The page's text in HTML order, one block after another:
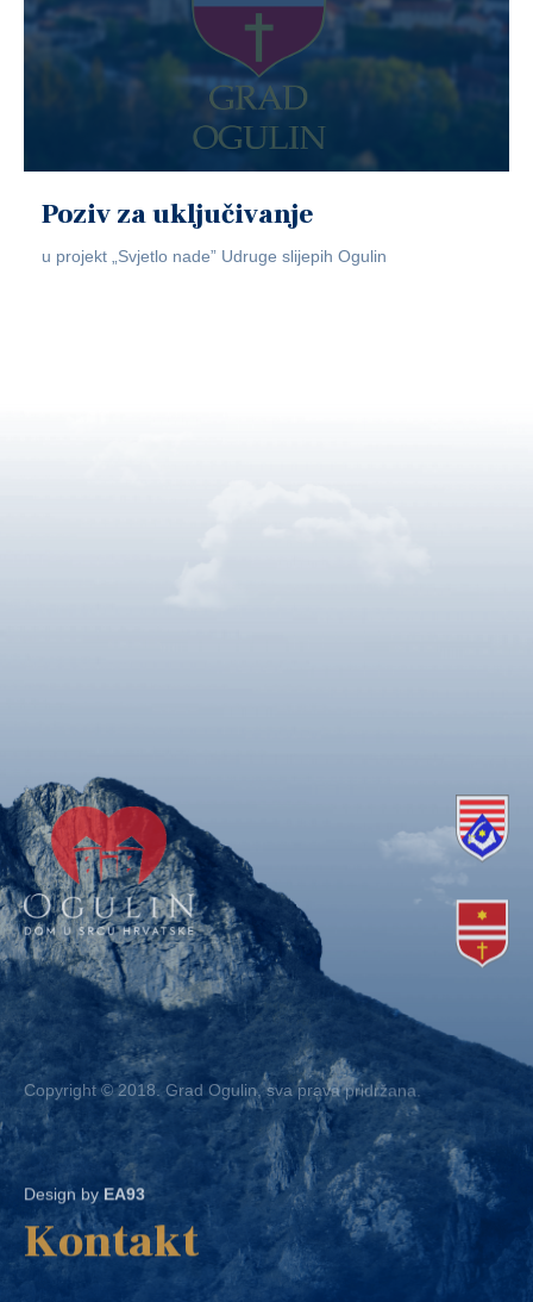
Poziv za uključivanje
u projekt „Svjetlo nade” Udruge slijepih Ogulin
Copyright © 2018. Grad Ogulin, sva prava pridržana.
Design by EA93
Kontakt
Ured: Ulica B.Frankopana 11, 47300 Ogulin